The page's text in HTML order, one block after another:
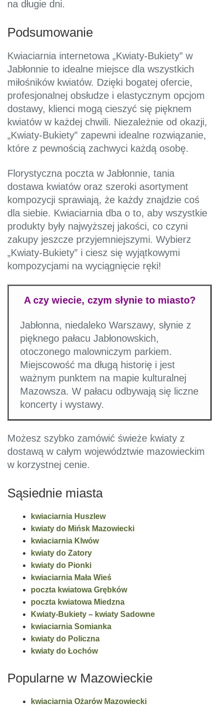
na długie dni.
Podsumowanie
Kwiaciarnia internetowa „Kwiaty-Bukiety” w
Jabłonnie to idealne miejsce dla wszystkich
miłośników kwiatów. Dzięki bogatej ofercie,
profesjonalnej obsłudze i elastycznym opcjom
dostawy, klienci mogą cieszyć się pięknem
kwiatów w każdej chwili. Niezależnie od okazji,
„Kwiaty-Bukiety” zapewni idealne rozwiązanie,
które z pewnością zachwyci każdą osobę.
Florystyczna poczta w Jabłonnie, tania
dostawa kwiatów oraz szeroki asortyment
kompozycji sprawiają, że każdy znajdzie coś
dla siebie. Kwiaciarnia dba o to, aby wszystkie
produkty były najwyższej jakości, co czyni
zakupy jeszcze przyjemniejszymi. Wybierz
„Kwiaty-Bukiety” i ciesz się wyjątkowymi
kompozycjami na wyciągnięcie ręki!
A czy wiecie, czym słynie to miasto?
Jabłonna, niedaleko Warszawy, słynie z
pięknego pałacu Jabłonowskich,
otoczonego malowniczym parkiem.
Miejscowość ma długą historię i jest
ważnym punktem na mapie kulturalnej
Mazowsza. W pałacu odbywają się liczne
koncerty i wystawy.
Możesz szybko zamówić świeże kwiaty z
dostawą w całym województwie mazowieckim
w korzystnej cenie.
Sąsiednie miasta
kwiaciarnia Huszlew
kwiaty do Mińsk Mazowiecki
kwiaciarnia Klwów
kwiaty do Zatory
kwiaty do Pionki
kwiaciarnia Mała Wieś
poczta kwiatowa Grębków
poczta kwiatowa Miedzna
Kwiaty-Bukiety – kwiaty Sadowne
kwiaciarnia Somianka
kwiaty do Policzna
kwiaty do Łochów
Popularne w Mazowieckie
kwiaciarnia Ożarów Mazowiecki